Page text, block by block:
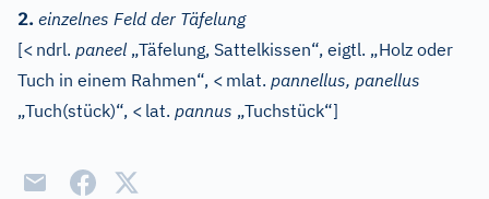
2. einzelnes Feld der Täfelung
[< ndrl. paneel „Täfelung, Sattelkissen“, eigtl. „Holz oder
Tuch in einem Rahmen“, < mlat. pannellus, panellus
„Tuch(stück)“, < lat. pannus „Tuchstück“]